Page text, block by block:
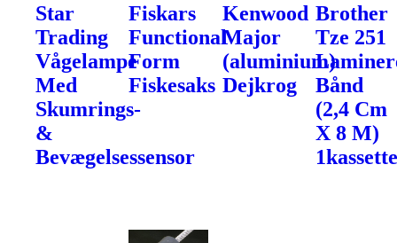
Star
Trading
Vågelampe
Med
Skumrings-
&
Bevægelsessensor
Fiskars
Functional
Form
Fiskesaks
Kenwood
Major
(aluminium)
Dejkrog
Brother
Tze 251
Bånd
(2,4 Cm
X 8 M)